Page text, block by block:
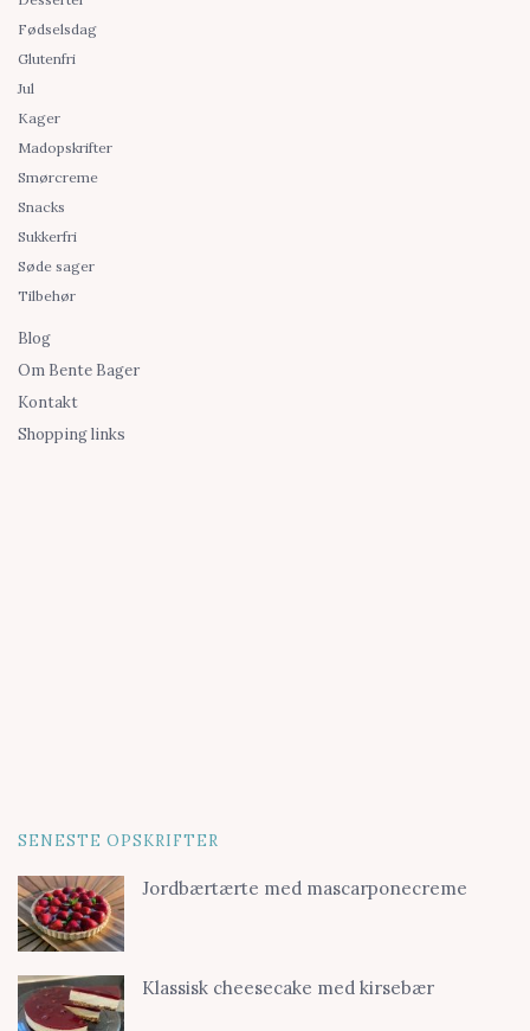
Fødselsdag
Glutenfri
Jul
Kager
Madopskrifter
Smørcreme
Snacks
Sukkerfri
Søde sager
Tilbehør
Blog
Om Bente Bager
Kontakt
Shopping links
SENESTE OPSKRIFTER
Jordbærtærte med mascarponecreme
Klassisk cheesecake med kirsebær